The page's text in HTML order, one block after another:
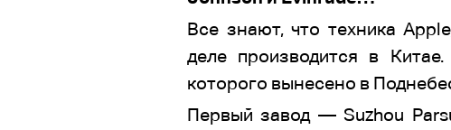
Все знают, что техника
деле производится в
которого вынесено в
Первый завод — Suzhou